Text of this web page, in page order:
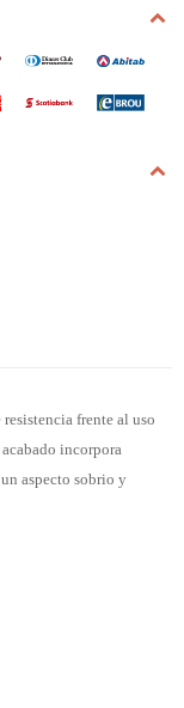
frente al uso
incorpora
aspecto sobrio y